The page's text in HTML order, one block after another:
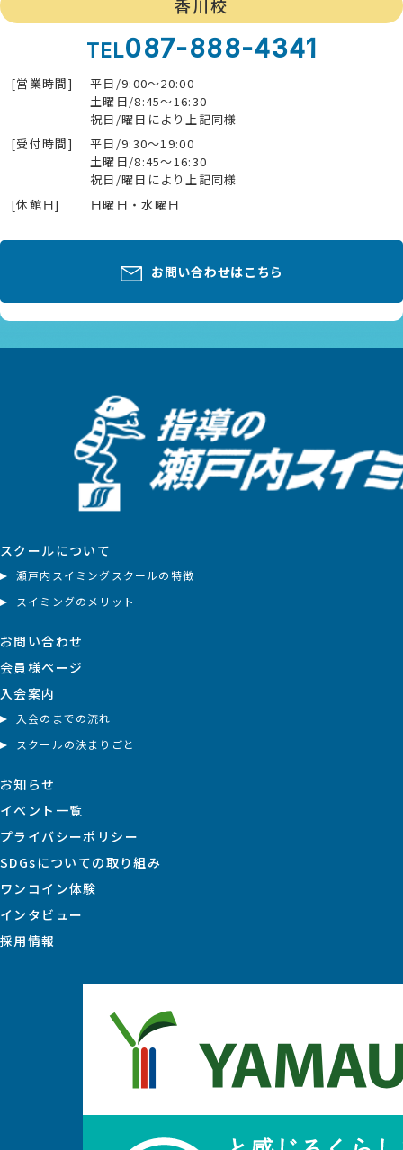
香川校
TEL087-888-4341
[営業時間]
平日/9:00～20:00
土曜日/8:45～16:30
祝日/曜日により上記同様
[受付時間]
平日/9:30～19:00
土曜日/8:45～16:30
祝日/曜日により上記同様
[休館日]
日曜日・水曜日
お問い合わせはこちら
スクールについて
瀬戸内スイミングスクールの特徴
スイミングのメリット
お問い合わせ
会員様ページ
入会案内
入会のまでの流れ
スクールの決まりごと
お知らせ
イベント一覧
プライバシーポリシー
SDGsについての取り組み
ワンコイン体験
インタビュー
採用情報